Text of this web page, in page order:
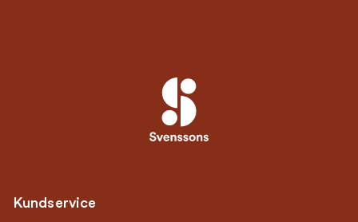
Kundservice